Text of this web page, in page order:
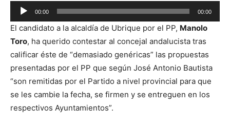
e
p
r
o
d
u
c
t
00:00 00:00
El candidato a la alcaldía de Ubrique por el PP, Manolo
Toro, ha querido contestar al concejal andalucista tras
calificar éste de “demasiado genéricas” las propuestas
presentadas por el PP que según José Antonio Bautista
“son remitidas por el Partido a nivel provincial para que
se les cambie la fecha, se firmen y se entreguen en los
respectivos Ayuntamientos”.